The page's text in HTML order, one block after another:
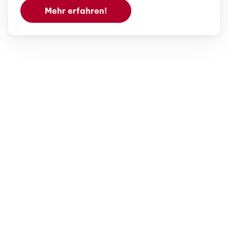
Mehr erfahren!